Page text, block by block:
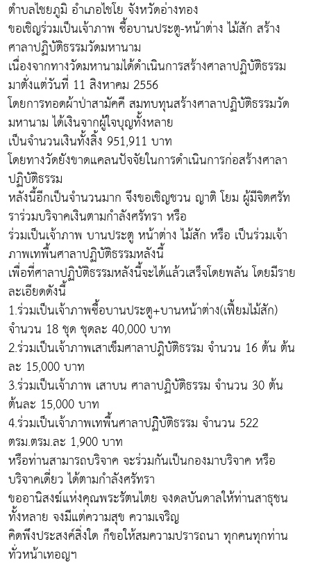
ตำบลไชยภูมิ อำเภอไชโย จังหวัดอ่างทอง
ขอเชิญร่วมเป็นเจ้าภาพ ซื้อบานประตู-หน้าต่าง ไม้สัก สร้าง
ศาลาปฏิบัติธรรมวัดมหานาม
เนื่องจากทางวัดมหานามได้ดำเนินการสร้างศาลาปฏิบัติธรรม
มาตั่งแต่วันที่ 11 สิงหาคม 2556
โดยการทอดผ้าป่าสามัคคี สมทบทุนสร้างศาลาปฏิบัติธรรมวัด
มหานาม ได้เงินจากผู้ใจบุญทั้งหลาย
เป็นจำนวนเงินทั้งสิ้ง 951,911 บาท
โดยทางวัดยังขาดแคลนปัจจัยในการดำเนินการก่อสร้างศาลา
ปฏิบัติธรรม
หลังนี้อีกเป็นจำนวนมาก จึงขอเชิญชวน ญาติ โยม ผู้มีจิตศรัท
ราร่วมบริจาคเงินตามกำลังศรัทรา หรือ
ร่วมเป็นเจ้าภาพ บานประตู หน้าต่าง ไม้สัก หรือ เป็นร่วมเจ้า
ภาพเทพื้นศาลาปฏิบัติธรรมหลังนี้
เพื่อที่ศาลาปฏิบัติธรรมหลังนี้จะได้แล้วเสร็จโดยพลัน โดยมีราย
ละเอียดดังนี้
1.ร่วมเป็นเจ้าภาพซื้อบานประตู+บานหน้าต่าง(เฟี้ยมไม้สัก)
จำนวน 18 ชุด ชุดละ 40,000 บาท
2.ร่วมเป็นเจ้าภาพเสาเข็มศาลาปฎิบัติธรรม จำนวน 16 ต้น ต้น
ละ 15,000 บาท
3.ร่วมเป็นเจ้าภาพ เสาบน ศาลาปฏิบัติธรรม จำนวน 30 ต้น
ต้นละ 15,000 บาท
4.ร่วมเป็นเจ้าภาพเทพื้นศาลาปฏิิบัติธรรม จำนวน 522
ตรม.ตรม.ละ 1,900 บาท
หรือท่านสามารถบริจาค จะร่วมกันเป็นกองมาบริจาค หรือ
บริจาคเดี่ยว ได้ตามกำลังศรัทรา
ขออานิสงฆ์แห่งคุณพระรัตนไตย จงดลบันดาลให้ท่านสาธุชน
ทั้งหลาย จงมีแต่ความสุข ความเจริญ
คิดพึงประสงค์สิ่งใด ก็ขอให้สมความปรารถนา ทุกคนทุกท่าน
ทั่วหน้าเทอญฯ